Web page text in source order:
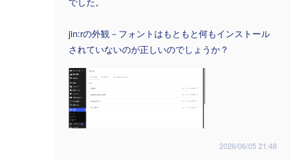
jin:rの外観－フォントはもともと何もインストール
されていないのが正しいのでしょうか？
2026/06/05 21:48